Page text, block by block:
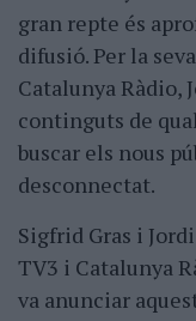
gran repte és
difusió. Per la
Catalunya Ràdio,
continguts de
buscar els nous
desconnectat.
Sigfrid Gras i
TV3 i Catalunya
va anunciar